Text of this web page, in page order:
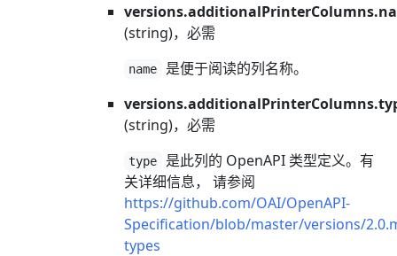
(string)，必需
name
是便于阅读的列名称。
(string)，必需
type
是此列的 OpenAPI 类型定义。有
关详细信息， 请参阅
https://github.com/OAI/OpenAPI-
Specification/blob/master/versions/
types